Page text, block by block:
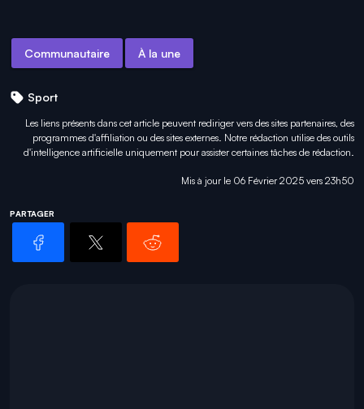
Communautaire À la une
Sport
Les liens présents dans cet article peuvent rediriger vers des sites partenaires, des
programmes d'affiliation ou des sites externes. Notre rédaction utilise des outils
d'intelligence artificielle uniquement pourassister certaines tâches de rédaction.
Mis à jour le 06 Février 2025 vers 23h50
PARTAGER